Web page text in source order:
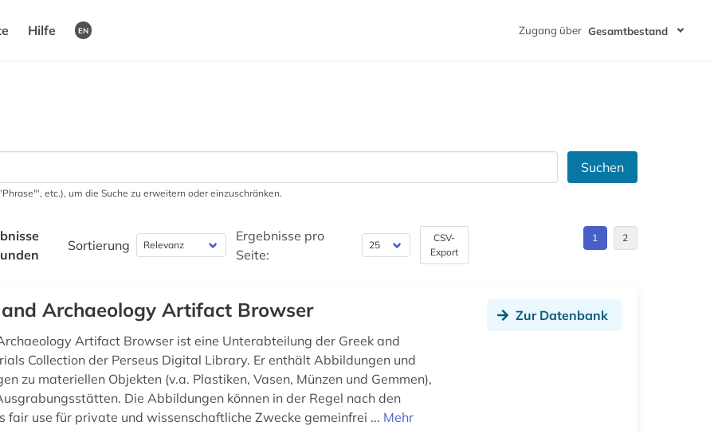
Hilfe EN Zugang über Gesamtbestand
Suchen
etc.), um die Suche zu erweitern oder einzuschränken.
Sortierung
Ergebnisse pro
Seite:
CSV-
Export
1 2
Archaeology Artifact Browser
Artifact Browser ist eine Unterabteilung der Greek and
Collection der Perseus Digital Library. Er enthält Abbildungen und
zu materiellen Objekten (v.a. Plastiken, Vasen, Münzen und Gemmen),
Die Abbildungen können in der Regel nach den
fair use für private und wissenschaftliche Zwecke gemeinfrei ... Mehr
Zur Datenbank